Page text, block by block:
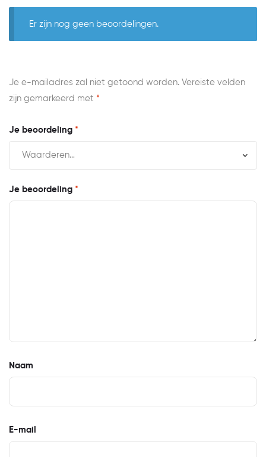
Er zijn nog geen beoordelingen.
Je e-mailadres zal niet getoond worden. Vereiste velden
zijn gemarkeerd met *
Je beoordeling *
Je beoordeling *
Naam
E-mail